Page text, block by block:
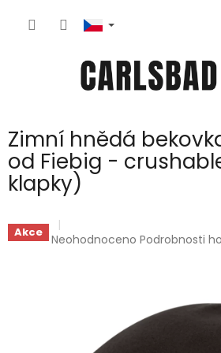
Zimní hnědá
od Fiebig -
klapky)
Akce Průměrné
hvězdiček.
Neohodnoceno Podrobnosti